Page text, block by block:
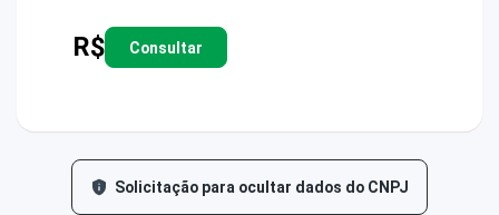
R$ Consultar
Solicitação para ocultar dados do CNPJ